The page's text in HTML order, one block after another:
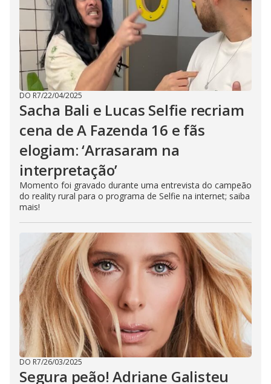
DO R7/22/04/2025
Sacha Bali e Lucas Selfie recriam
cena de A Fazenda 16 e fãs
elogiam: ‘Arrasaram na
interpretação’
Momento foi gravado durante uma entrevista do campeão
do reality rural para o programa de Selfie na internet; saiba
mais!
DO R7/26/03/2025
Segura peão! Adriane Galisteu